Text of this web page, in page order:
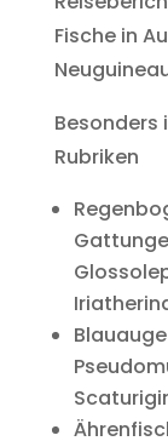
Fische in
Rubriken